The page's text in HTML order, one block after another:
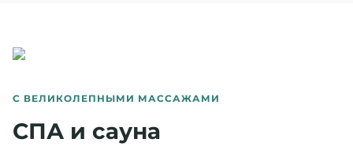
С ВЕЛИКОЛЕПНЫМИ МАССАЖАМИ
СПА и сауна